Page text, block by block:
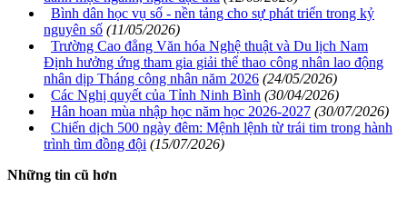
Bình dân học vụ số - nền tảng cho sự phát triển trong kỷ
nguyên số (11/05/2026)
Trường Cao đẳng Văn hóa Nghệ thuật và Du lịch Nam
Định hưởng ứng tham gia giải thể thao công nhân lao động
nhân dịp Tháng công nhân năm 2026 (24/05/2026)
Các Nghị quyết của Tỉnh Ninh Bình (30/04/2026)
Hân hoan mùa nhập học năm học 2026-2027 (30/07/2026)
Chiến dịch 500 ngày đêm: Mệnh lệnh từ trái tim trong hành
trình tìm đồng đội (15/07/2026)
Những tin cũ hơn